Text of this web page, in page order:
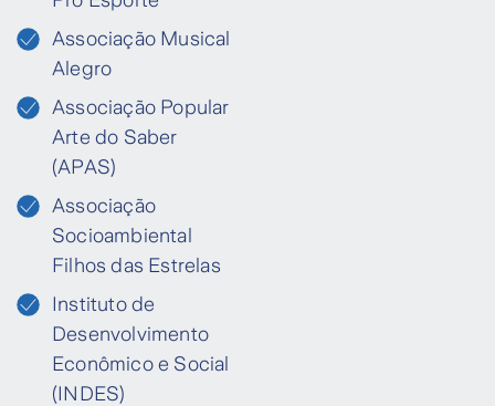
Associação Musical
Alegro
Associação Popular
Arte do Saber
(APAS)
Associação
Socioambiental
Filhos das Estrelas
Instituto de
Desenvolvimento
Econômico e Social
(INDES)